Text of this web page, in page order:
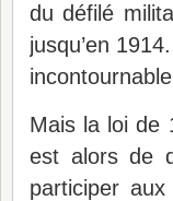
du défilé
jusqu’en
Mais la loi de
est alors de
participer